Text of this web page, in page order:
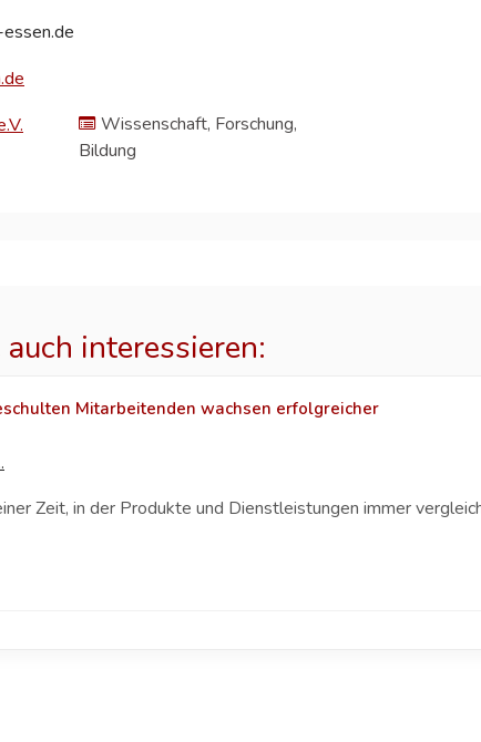
Wissenschaft, Forschung,
Bildung
interessieren:
Mitarbeitenden wachsen erfolgreicher
Zeit, in der Produkte und Dienstleistungen immer